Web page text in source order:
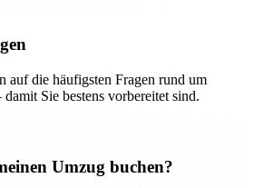
auf die häufigsten Fragen rund um
Sie bestens vorbereitet sind.
Umzug buchen?